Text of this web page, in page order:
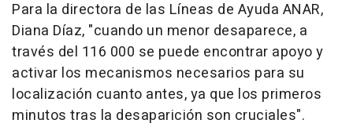
Para la directora de las Líneas de Ayuda ANAR,
Diana Díaz, "cuando un menor desaparece, a
través del 116 000 se puede encontrar apoyo y
activar los mecanismos necesarios para su
localización cuanto antes, ya que los primeros
minutos tras la desaparición son cruciales".